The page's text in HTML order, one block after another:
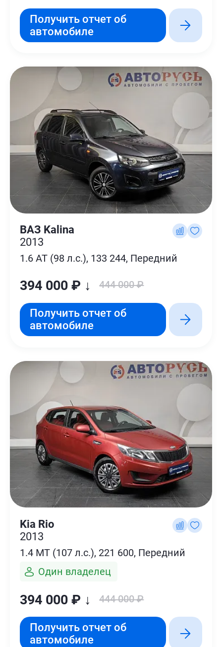
Получить отчет об
автомобиле
ВАЗ Kalina
2013
1.6 AT (98 л.с.), 133 244, Передний
394 000 ₽ ↓ 444 000 ₽
Получить отчет об
автомобиле
Kia Rio
2013
1.4 MT (107 л.с.), 221 600, Передний
Один владелец
394 000 ₽ ↓ 444 000 ₽
Получить отчет об
автомобиле